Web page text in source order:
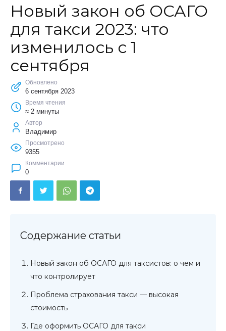
Новый закон об ОСАГО
для такси 2023: что
изменилось с 1
сентября
Обновлено
6 сентября 2023
Время чтения
≈ 2 минуты
Автор
Владимир
Просмотрено
9355
Комментарии
0
Новый закон об ОСАГО для таксистов: о чем и
что контролирует
Проблема страхования такси — высокая
стоимость
Где оформить ОСАГО для такси